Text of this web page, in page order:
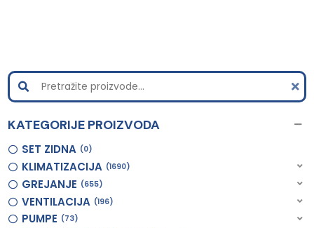
KATEGORIJE PROIZVODA
SET ZIDNA 0
KLIMATIZACIJA 1690
GREJANJE 655
VENTILACIJA 196
PUMPE 73